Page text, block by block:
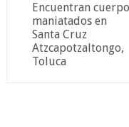
Encuentran
maniatados en
Santa Cruz
Atzcapotzaltongo,
Toluca